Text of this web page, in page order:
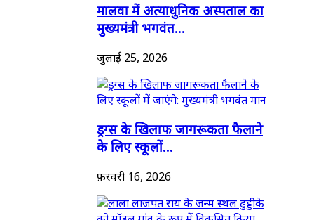
मालवा में अत्याधुनिक अस्पताल का
मुख्यमंत्री भगवंत...
जुलाई 25, 2026
ड्रग्स के खिलाफ जागरूकता फैलाने
के लिए स्कूलों...
फ़रवरी 16, 2026